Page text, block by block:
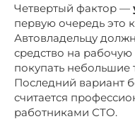
Четвертый фактор —
первую очередь это
Автовладельцу
средство на рабочую
покупать
Последний вариант
считается
работниками СТО.